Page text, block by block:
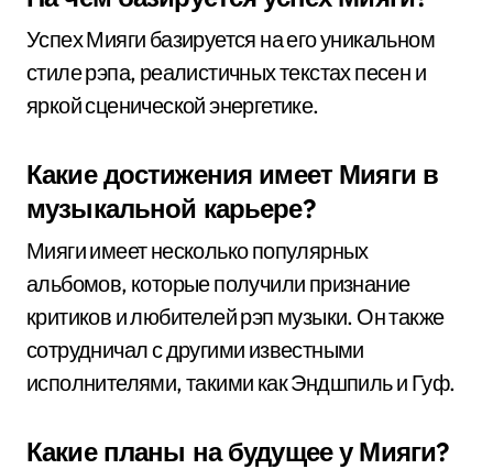
Успех Мияги базируется на его уникальном
стиле рэпа, реалистичных текстах песен и
яркой сценической энергетике.
Какие достижения имеет Мияги в
музыкальной карьере?
Мияги имеет несколько популярных
альбомов, которые получили признание
критиков и любителей рэп музыки. Он также
сотрудничал с другими известными
исполнителями, такими как Эндшпиль и Гуф.
Какие планы на будущее у Мияги?